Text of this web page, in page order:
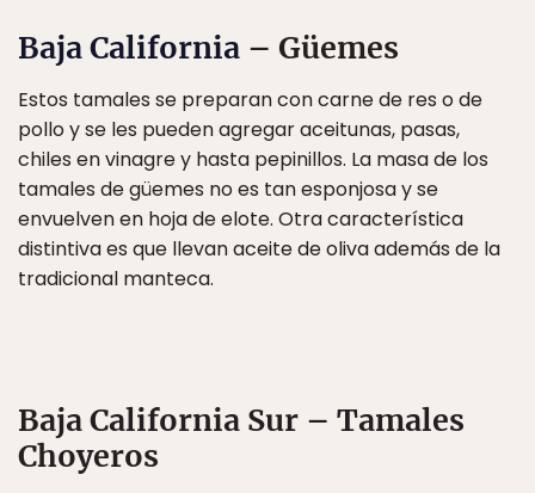
Baja California – Güemes
Estos tamales se preparan con carne de res o de
pollo y se les pueden agregar aceitunas, pasas,
chiles en vinagre y hasta pepinillos. La masa de los
tamales de güemes no es tan esponjosa y se
envuelven en hoja de elote. Otra característica
distintiva es que llevan aceite de oliva además de la
tradicional manteca.
Baja California Sur – Tamales
Choyeros